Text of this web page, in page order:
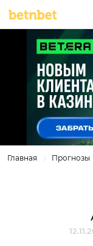
Главная Прогнозы